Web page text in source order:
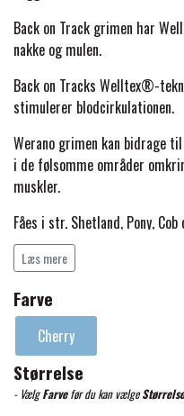
SKO
PREMIER
PREMIER EQUINE
PREMIER
PREMIER
PREMIER
PREMIER
FENWICK
Back on Track grimen har
nakke og mulen.
Back on Tracks Welltex®-
stimulerer blodcirkulationen.
Werano grimen kan bidrage
i de følsomme områder
muskler.
Fåes i str. Shetland, Pony, Cob
Materiale: 100% polypropylen
Fyld: 100% SBR
Foring: 100 % polypropylen
Spænder: 100% guldfarvet
Læs mere
Farve
Cherry
Størrelse
- VælgFarvefør du kan vælgeStørrelse